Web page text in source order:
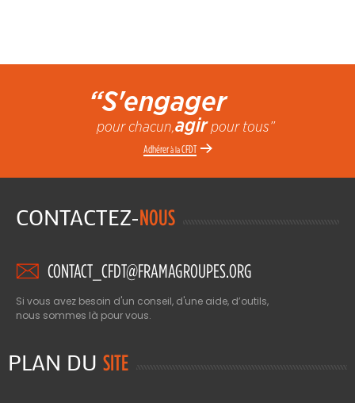
“S'engager
pour chacun,agirpour tous”
Adhérerà laCFDT
CONTACTEZ-NOUS
CONTACT_CFDT@FRAMAGROUPES.ORG
Si vous avez besoin d'un conseil, d'une aide, d’outils,
nous sommes là pour vous.
PLAN DU SITE